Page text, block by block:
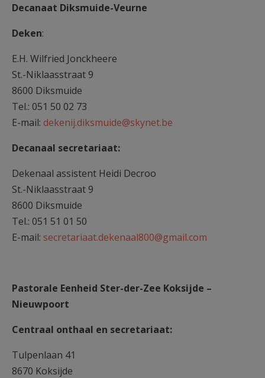
AANMELDEN OF REGISTREREN
Decanaat Diksmuide-Veurne
Deken:
E.H. Wilfried Jonckheere
St.-Niklaasstraat 9
8600 Diksmuide
Tel.: 051 50 02 73
E-mail: dekenij.diksmuide@skynet.be
Decanaal secretariaat:
Dekenaal assistent Heidi Decroo
St.-Niklaasstraat 9
8600 Diksmuide
Tel.: 051 51 01 50
E-mail: secretariaat.dekenaal800@gmail.com
Pastorale Eenheid Ster-der-Zee Koksijde –
Nieuwpoort
Centraal onthaal en secretariaat:
Tulpenlaan 41
8670 Koksijde